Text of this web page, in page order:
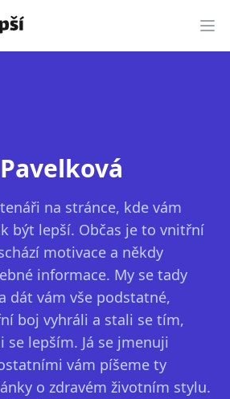
na stránce, kde vám
být lepší. Občas je to vnitřní
motivace a někdy
informace. My se tady
dát vám vše podstatné,
boj vyhráli a stali se tím,
se lepším. Já se jmenuji
vám píšeme ty
o zdravém životním stylu.